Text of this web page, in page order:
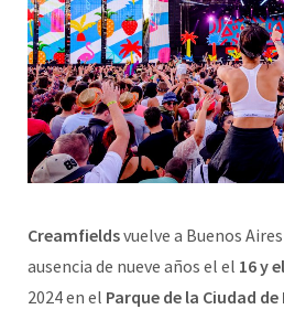
Creamfieldsvuelve a Buenos
ausencia de nueve años el el 16 y
2024 en el Parque de la Ciudad